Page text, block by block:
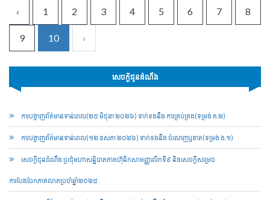
‹ 1 2 3 4 5 6 7 8
9 10 ›
សេចក្ដីជូនដំណឹង
ការបង្ហាញព័ត៌មានទាន់ពេល(២៥ មិថុនា ២០២៦) ទាក់ទងនឹង ការគ្រប់គ្រង(ទម្រង់ គ.២)
ការបង្ហាញព័ត៌មានទាន់ពេល(១២ ឧសភា ២០២៦) ទាក់ទងនឹង ចំណេញឬខាត(ទម្រង់ ង.១)
សេចក្តីជូនដំណឹង ប្រជុំមហាសន្និបាតភាគហ៊ុនិកសាមញ្ញលើកទី៩ និងសេចក្តីសម្រេច
ការបែងចែកភាគលាភប្រចាំឆ្នាំ២០២៥​